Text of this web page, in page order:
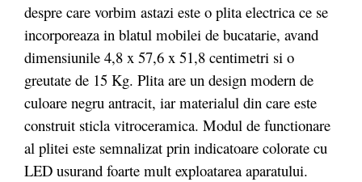
despre care vorbim astazi este o plita electrica ce se
incorporeaza in blatul mobilei de bucatarie, avand
dimensiunile 4,8 x 57,6 x 51,8 centimetri si o
greutate de 15 Kg. Plita are un design modern de
culoare negru antracit, iar materialul din care este
construit sticla vitroceramica. Modul de functionare
al plitei este semnalizat prin indicatoare colorate cu
LED usurand foarte mult exploatarea aparatului.